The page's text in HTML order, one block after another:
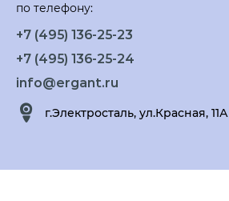
по телефону:
+7 (495) 136-25-23
+7 (495) 136-25-24
info@ergant.ru
г.Электросталь, ул.Красная, 11А